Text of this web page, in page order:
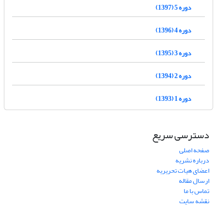
دوره 5 (1397)
دوره 4 (1396)
دوره 3 (1395)
دوره 2 (1394)
دوره 1 (1393)
دسترسی سریع
صفحه اصلی
درباره نشریه
اعضای هیات تحریریه
ارسال مقاله
تماس با ما
نقشه سایت